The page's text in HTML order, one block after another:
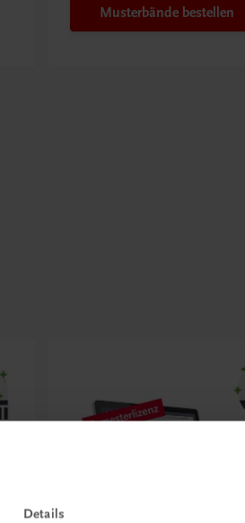
Details
Musterbände bestellen